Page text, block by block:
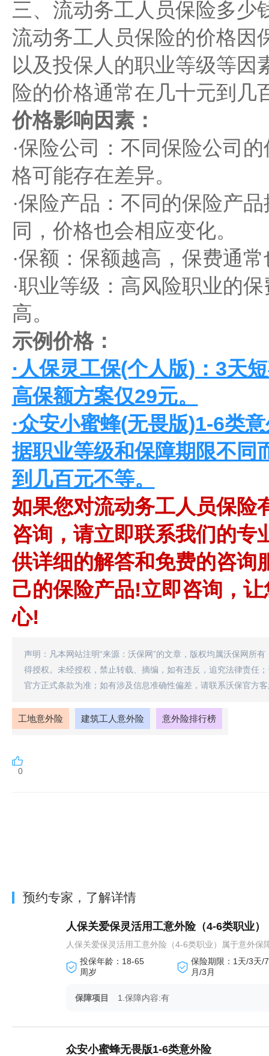
三、流动务工人员保险多少
流动务工人员保险的价格因
以及投保人的职业等级等因
险的价格通常在几十元到几
‌价格影响因素‌：
·‌保险公司‌：不同保险公司
格可能存在差异。
·‌保险产品‌：不同的保险产
同，价格也会相应变化。
·‌保额‌：保额越高，保费通
·‌职业等级‌：高风险职业的
高。
‌示例价格‌：
·‌人保灵工保(个人版)‌：3天
高保额方案仅29元。
·‌众安小蜜蜂(无畏版)1-6类
据职业等级和保障期限不同
到几百元不等。
如果您对流动务工人员保险
咨询，请立即联系我们的专
供详细的解答和免费的咨询
己的保险产品!立即咨询，
心!
声明：凡本网站注明“来源：沃保网”的文章，版权均属沃保网所
得授权。未经授权，禁止转载、摘编，如有违反，追究法律责任
官方正式条款为准；如有涉及信息准确性偏差，请联系沃保官方
工地意外险 建筑工人意外险 意外险排行榜
0
预约专家，了解详情
人保关爱保灵活用工意外险（4-6类职业）
人保关爱保灵活用工意外险（4-6类职业）属于意外保
投保年龄：18-65
周岁
保险期限：1天/3天/
月/3月
保障项目 1.保障内容:有
众安小蜜蜂无畏版1-6类意外险